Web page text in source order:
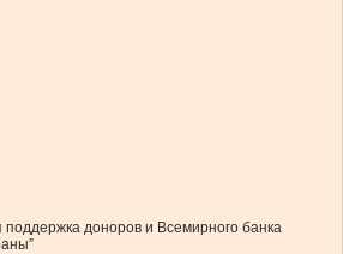
доноров и Всемирного банка